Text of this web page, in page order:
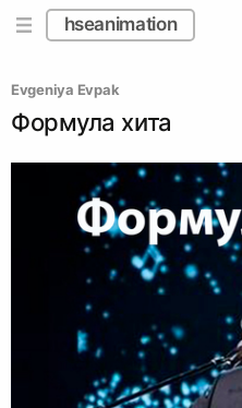
hseanimation
Evgeniya Evpak
Формула хита